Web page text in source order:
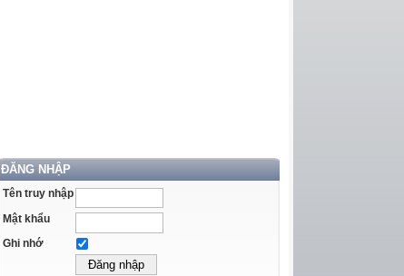
ĐĂNG NHẬP
Tên truy nhập
Mật khẩu
Ghi nhớ